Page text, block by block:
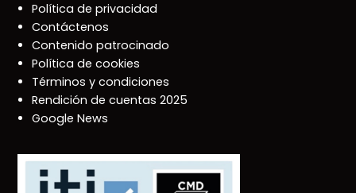
Política de privacidad
Contáctenos
Contenido patrocinado
Política de cookies
Términos y condiciones
Rendición de cuentas 2025
Google News